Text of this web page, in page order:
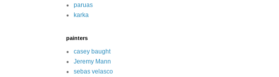
paruas
karka
painters
casey baught
Jeremy Mann
sebas velasco